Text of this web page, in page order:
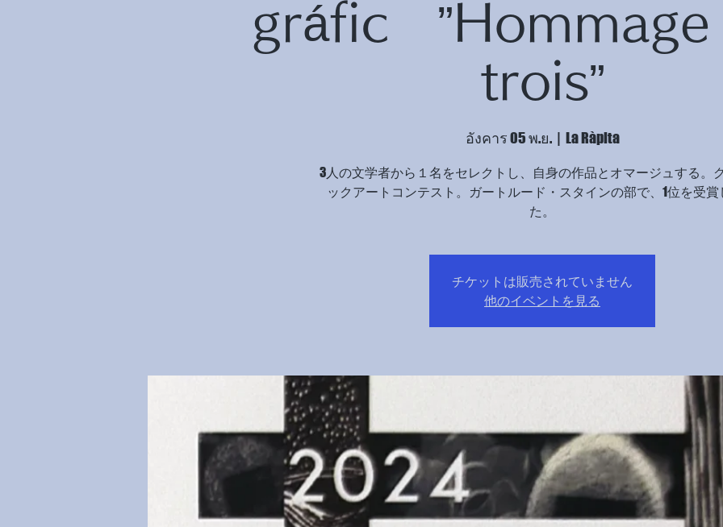
gráfic
trois”
อังคาร 05 พ.ย.
  |
La Ràpita
3人の文学者から１名をセレクトし、自身の作品とオマージュする。
ックアートコンテスト。ガートルード・スタインの部で、1位を受賞
た。
チケットは販売されていません
他のイベントを見る